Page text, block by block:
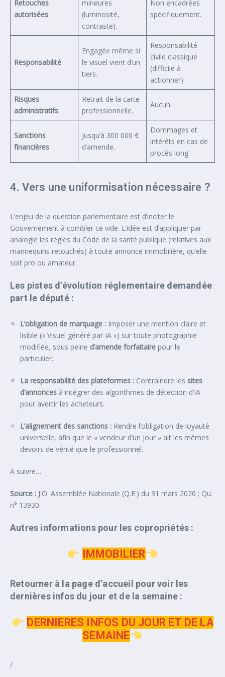
Retouches
autorisées
mineures
(luminosité,
contraste).
Non encadrées
spécifiquement.
Responsabilité
Engagée même si
le visuel vient d’un
tiers.
Responsabilité
civile classique
(difficile à
actionner).
Risques
administratifs
Retrait de la carte
professionnelle.
Aucun.
Sanctions
financières
Jusqu’à 300 000 €
d’amende.
Dommages et
intérêts en cas de
procès long.
4. Vers une uniformisation nécessaire ?
L’enjeu de la question parlementaire est d’inciter le
Gouvernement à combler ce vide. L’idée est d’appliquer par
analogie les règles du Code de la santé publique (relatives aux
mannequins retouchés) à toute annonce immobilière, qu’elle
soit pro ou amateur.
Les pistes d’évolution réglementaire demandée
part le député :
L’obligation de marquage : Imposer une mention claire et
lisible (« Visuel généré par IA ») sur toute photographie
modifiée, sous peine d’amende forfaitaire pour le
particulier.
La responsabilité des plateformes : Contraindre les sites
d’annonces à intégrer des algorithmes de détection d’IA
pour avertir les acheteurs.
L’alignement des sanctions : Rendre l’obligation de loyauté
universelle, afin que le « vendeur d’un jour » ait les mêmes
devoirs de vérité que le professionnel.
A suivre…
Source : J.O. Assemblée Nationale (Q.E.) du 31 mars 2026 ; Qu.
n° 13930.
Autres informations pour les copropriétés :
IMMOBILIER
Retourner à la page d’accueil pour voir les
dernières infos du jour et de la semaine :
DERNIERES INFOS DU JOUR ET DE LA
SEMAINE
/